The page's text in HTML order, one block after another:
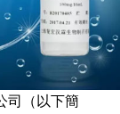
司（以下簡